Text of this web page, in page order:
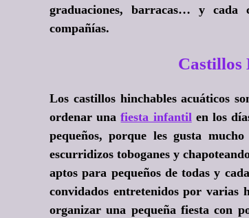
graduaciones, barracas… y cada
compañías.
Castillos
Los castillos hinchables acuáticos
ordenar unafiesta infantilen los
pequeños, porque les gusta
escurridizos toboganes y
aptos para pequeños de todas y
convidados entretenidos por varias
organizar una pequeña fiesta con